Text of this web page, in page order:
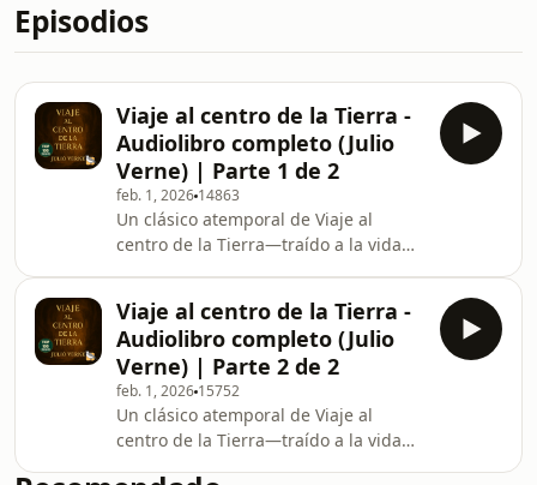
Episodios
Viaje al centro de la Tierra -
Audiolibro completo (Julio
Verne) | Parte 1 de 2
feb. 1, 2026 14863
Un clásico atemporal de Viaje al
centro de la Tierra—traído a la vida
uno de los 100 libros más vendidos de
todos los tiempos. Audio íntegro, sin
abreviar, limpio y optimizado para
una experiencia de escucha fluida.
¿Disfrutas de este clásico? Sigue el
programa y deja una reseña rápida.
Nuevos episodios todas las
Viaje al centro de la Tierra -
Audiolibro completo (Julio
Verne) | Parte 2 de 2
feb. 1, 2026 15752
Un clásico atemporal de Viaje al
centro de la Tierra—traído a la vida